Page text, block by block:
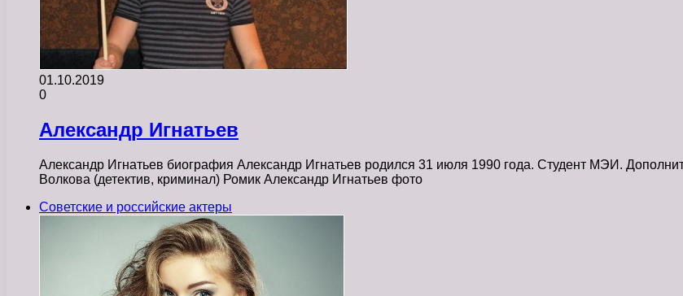
01.10.2019
0
Александр Игнатьев
Александр Игнатьев биография Александр Игнатьев родился 31 июля 1990 года. Студент МЭИ.
Волкова (детектив, криминал) Ромик Александр Игнатьев фото
Советские и российские актеры